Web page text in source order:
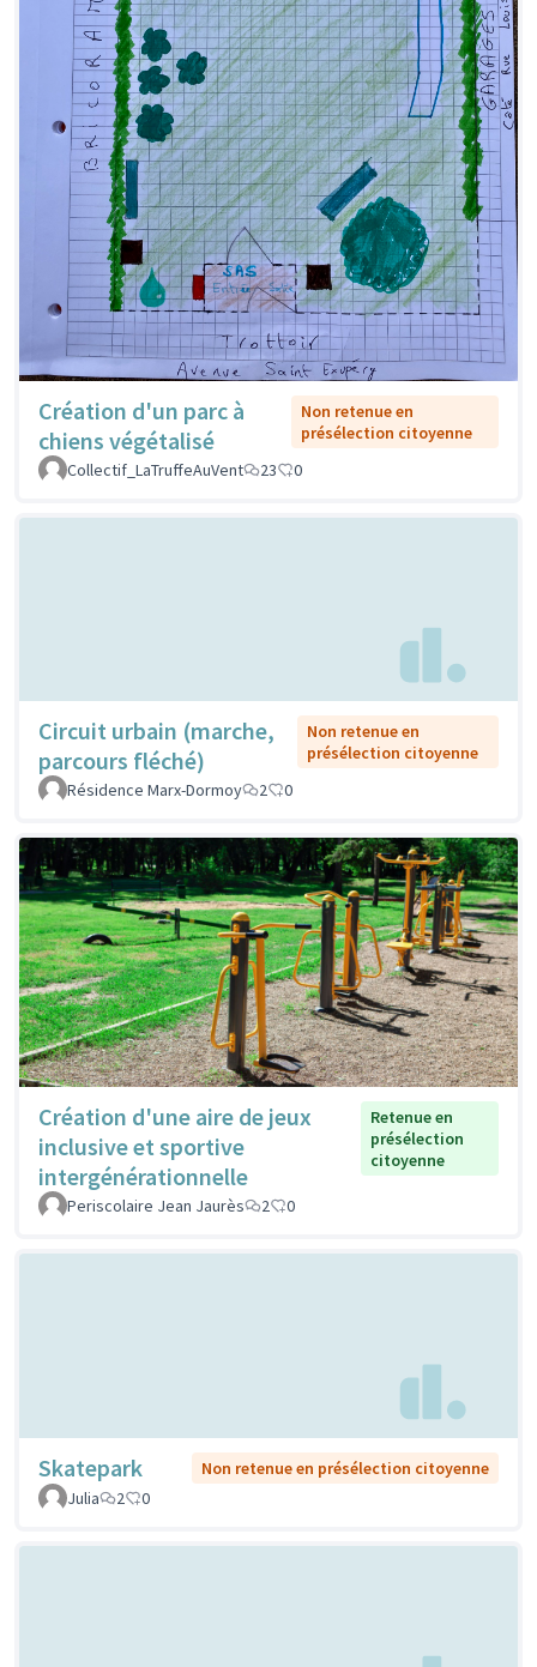
Création d'un parc à
chiens végétalisé
Non retenue en
présélection citoyenne
Collectif_LaTruffeAuVent
23 0
Circuit urbain (marche,
parcours fléché)
Non retenue en
présélection citoyenne
Résidence Marx-Dormoy
2 0
Création d'une aire de jeux
inclusive et sportive
intergénérationnelle
Retenue en
présélection
citoyenne
Periscolaire Jean Jaurès 2 0
Skatepark
Non retenue en présélection citoyenne
Julia
2 0